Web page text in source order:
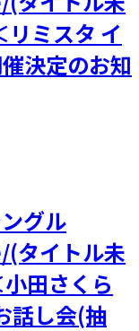
ミスタ イ
決定のお知
グル
タイトル未
田さくら
話し会(抽